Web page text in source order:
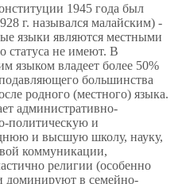
1945 года был
г. назывался малайским) -
языки являются местными
статуса не имеют. В
языком владеет более 50%
большинства
родного (местного) языка.
административно-
политическую и
и высшую школу, науку,
коммуникации,
религии (особенно
доминируют в семейно-